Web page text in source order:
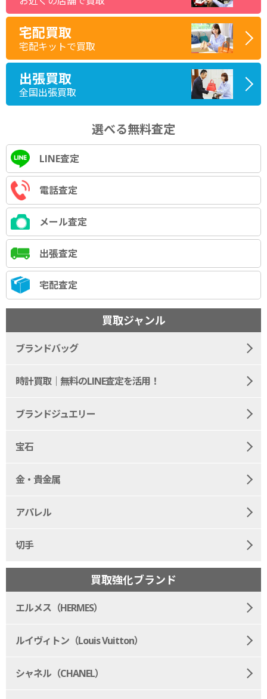
宅配買取
宅配キットで買取
出張買取
全国出張買取
選べる無料査定
LINE査定
電話査定
メール査定
出張査定
宅配査定
買取ジャンル
ブランドバッグ
時計買取｜無料のLINE査定を活用！
ブランドジュエリー
宝石
金・貴金属
アパレル
切手
買取強化ブランド
エルメス（HERMES）
ルイヴィトン（Louis Vuitton）
シャネル（CHANEL）